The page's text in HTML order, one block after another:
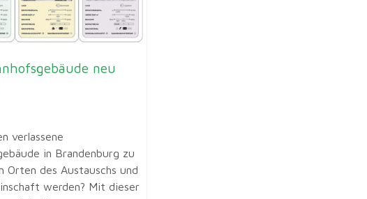
neu
verlassene
in Brandenburg zu
Orten des Austauschs und
werden? Mit dieser